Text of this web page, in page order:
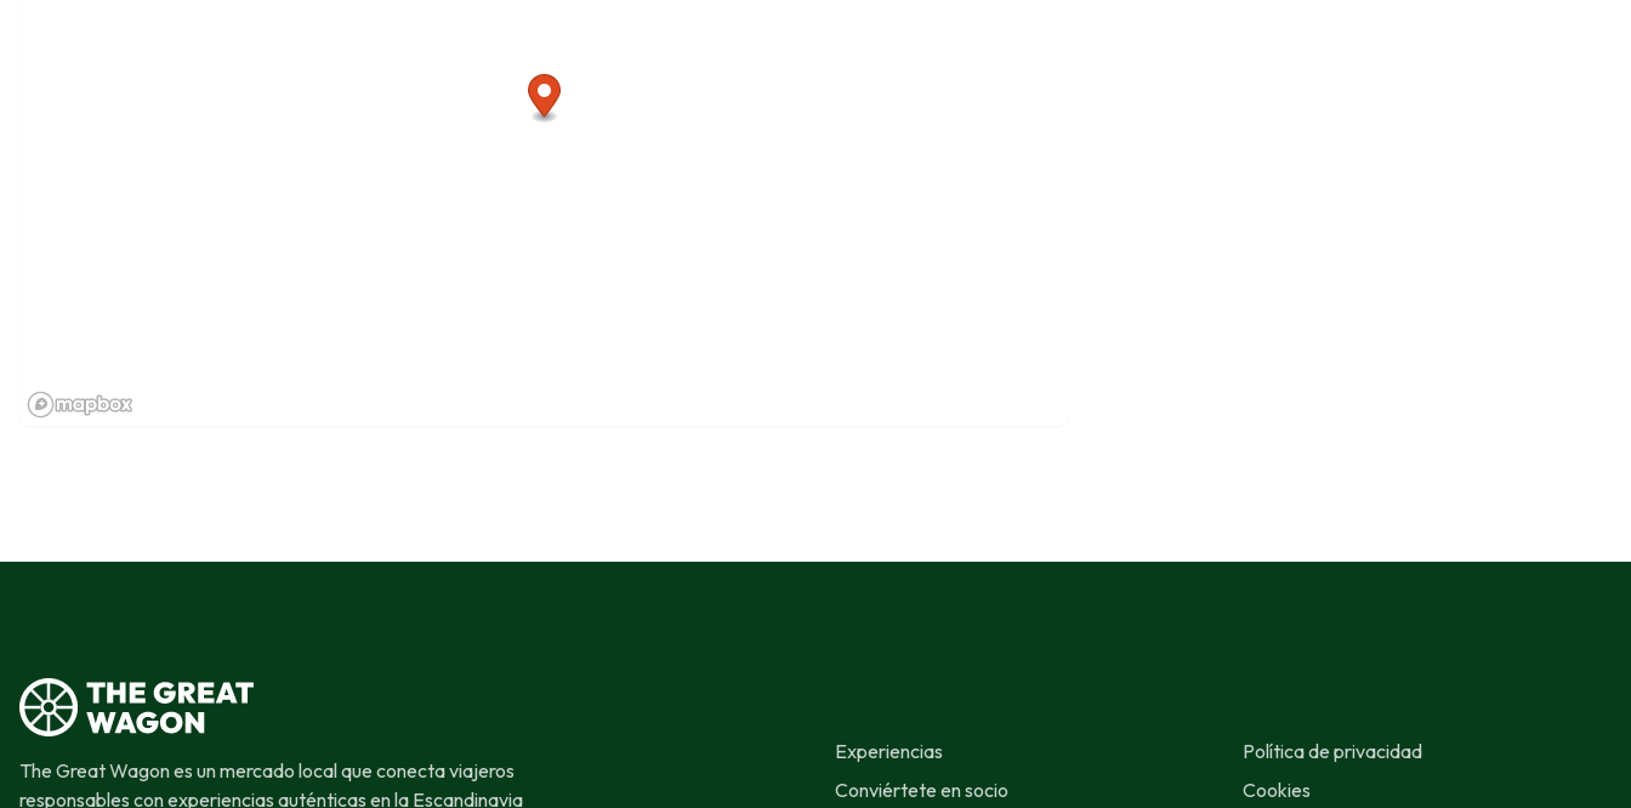
The Great Wagon es un mercado local que conecta viajeros
responsables con experiencias auténticas en la Escandinavia
Experiencias
Conviértete en socio
Política de privacidad
Cookies